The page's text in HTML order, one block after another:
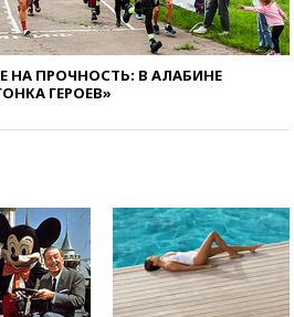
Подмосковья сообщили о
громких взрывах
11:41ТПП предлагает
изменить процедуру
запуск мессенджера на
«Госуслугах»
11:22
При стрельбе в школе в
Таиланде погибли пять
человек
НА ПРОЧНОСТЬ: В АЛАБИНЕ
ГЕРОЕВ»